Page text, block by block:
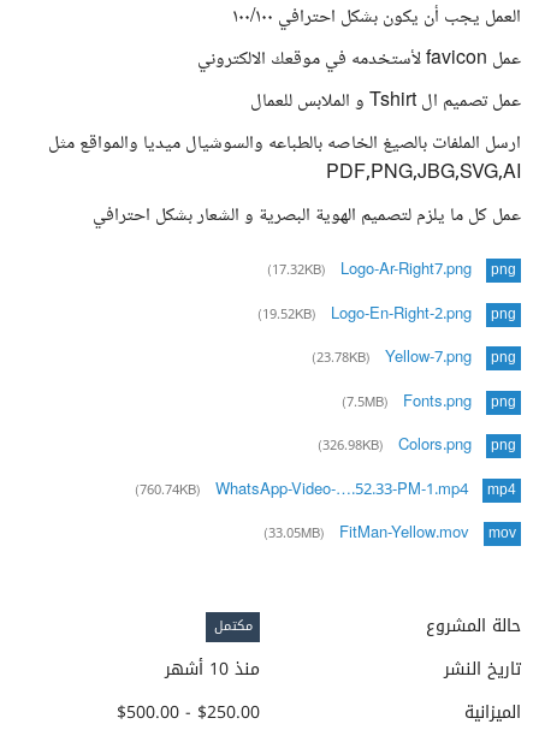
العمل يجب أن يكون بشكل احترافي ١٠٠/١٠٠
عمل favicon لأستخدمه في موقعك الالكتروني
عمل تصميم ال Tshirt و الملابس للعمال
ارسل الملفات بالصيغ الخاصه بالطباعه والسوشيال ميديا والمواقع مثل
PDF,PNG,JBG,SVG,AI
عمل كل ما يلزم لتصميم الهوية البصرية و الشعار بشكل احترافي
png
Logo-Ar-Right7.png
(17.32KB)
png
Logo-En-Right-2.png
(19.52KB)
png
Yellow-7.png
(23.78KB)
png
Fonts.png
(7.5MB)
png
Colors.png
(326.98KB)
mp4
WhatsApp-Video-….52.33-PM-1.mp4
(760.74KB)
mov
FitMan-Yellow.mov
(33.05MB)
حالة المشروع مكتمل
تاريخ النشر
منذ 10 أشهر
الميزانية
$250.00 - $500.00